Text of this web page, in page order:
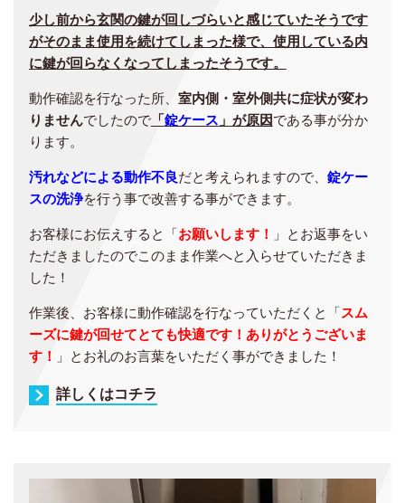
少し前から玄関の鍵が回しづらいと感じていたそうです
がそのまま使用を続けてしまった様で、使用している内
に鍵が回らなくなってしまったそうです。
動作確認を行なった所、 室内側・室外側共に症状が変わ
りませんでしたので「錠ケース 」が原因である事が分か
ります。
汚れなどによる動作不良だと考えられますので、 錠ケー
スの洗浄を行う事で改善する事ができます。
お客様にお伝えすると「お願いします！
」とお返事をい
ただきましたのでこのまま作業へと入らせていただきま
した！
作業後、お客様に動作確認を行なっていただくと「スム
ーズに鍵が回せてとても快適です！ありがとうございま
す！
」とお礼のお言葉をいただく事ができました！
詳しくはコチラ